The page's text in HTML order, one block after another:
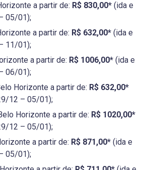
a partir de: R$ 830,00* (ida e
05/01);
a partir de: R$ 632,00* (ida e
11/01);
a partir de: R$ 1006,00* (ida e
06/01);
Horizonte a partir de: R$ 632,00*
12 – 05/01);
Horizonte a partir de: R$ 1020,00*
12 – 05/01);
a partir de: R$ 871,00* (ida e
05/01);